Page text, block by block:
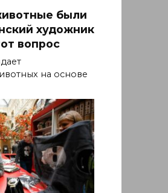
были
художник
вопрос
на основе